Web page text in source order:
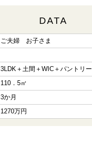
DATA
ご夫婦 お子さま
3LDK＋土間＋WIC＋パントリー
110．5㎡
3か月
1270万円